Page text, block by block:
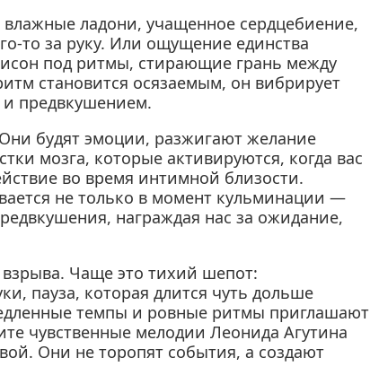
ладони, учащенное сердцебиение,
то за руку. Или ощущение единства
под ритмы, стирающие грань между
становится осязаемым, он вибрирует
и предвкушением.
будят эмоции, разжигают желание
мозга, которые активируются, когда вас
во время интимной близости.
не только в момент кульминации —
награждая нас за ожидание,
Чаще это тихий шепот:
пауза, которая длится чуть дольше
темпы и ровные ритмы приглашают
чувственные мелодии Леонида Агутина
Они не торопят события, а создают